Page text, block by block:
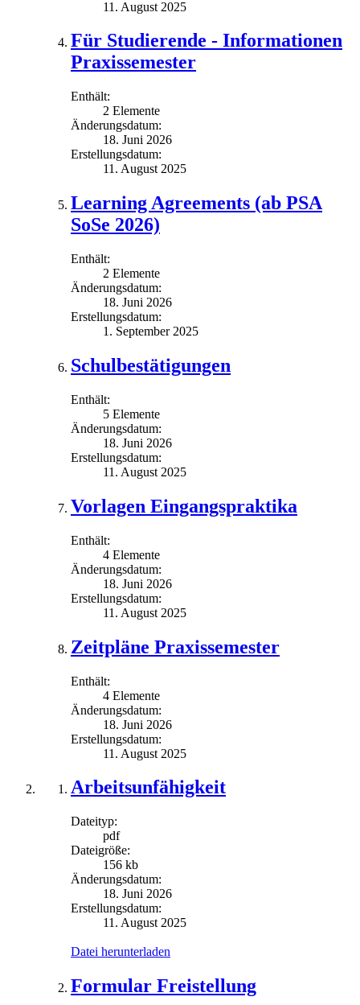
11. August 2025
Für Studierende - Informationen
Praxissemester
Enthält:
2 Elemente
Änderungsdatum:
18. Juni 2026
Erstellungsdatum:
11. August 2025
Learning Agreements (ab PSA
SoSe 2026)
Enthält:
2 Elemente
Änderungsdatum:
18. Juni 2026
Erstellungsdatum:
1. September 2025
Schulbestätigungen
Enthält:
5 Elemente
Änderungsdatum:
18. Juni 2026
Erstellungsdatum:
11. August 2025
Vorlagen Eingangspraktika
Enthält:
4 Elemente
Änderungsdatum:
18. Juni 2026
Erstellungsdatum:
11. August 2025
Zeitpläne Praxissemester
Enthält:
4 Elemente
Änderungsdatum:
18. Juni 2026
Erstellungsdatum:
11. August 2025
Arbeitsunfähigkeit
Dateityp:
pdf
Dateigröße:
156 kb
Änderungsdatum:
18. Juni 2026
Erstellungsdatum:
11. August 2025
Datei herunterladen
Formular Freistellung